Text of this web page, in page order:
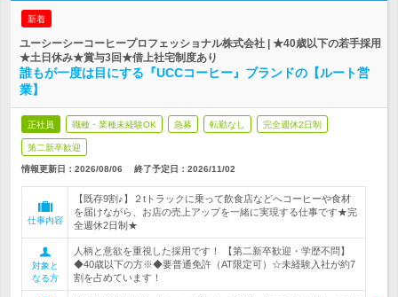
新着
ユーシーシーコーヒープロフェッショナル株式会社 | ★40歳以下の若手採用
★土日休み★賞与3回★借上社宅制度あり
誰もが一度は目にする『UCCコーヒー』ブランドの【ルート営
業】
正社員 職種・業種未経験OK 急募 転勤なし 完全週休2日制
第二新卒歓迎
情報更新日：2026/08/06 終了予定日： 2026/11/02
仕事内容
【既存9割♪】２tトラックに乗って飲食店などへコーヒーや食材
を届けながら、お店の売上アップを一緒に実現する仕事です★完
全週休2日制★
対象と
なる方
人柄と意欲を重視した採用です！ 【第二新卒歓迎・学歴不問】
◆40歳以下の方※◆要普通免許（AT限定可）☆未経験入社が約7
割を占めています！